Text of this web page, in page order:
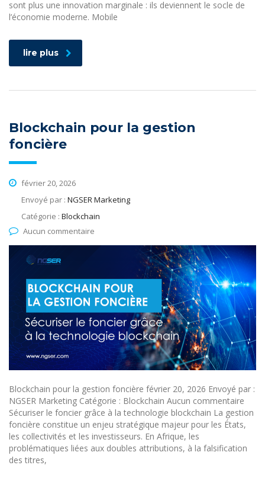
sont plus une innovation marginale : ils deviennent le socle de
l’économie moderne. Mobile
lire plus
Blockchain pour la gestion
foncière
février 20, 2026
Envoyé par : NGSER Marketing
Catégorie : Blockchain
Aucun commentaire
Blockchain pour la gestion foncière février 20, 2026 Envoyé par :
NGSER Marketing Catégorie : Blockchain Aucun commentaire
Sécuriser le foncier grâce à la technologie blockchain La gestion
foncière constitue un enjeu stratégique majeur pour les États,
les collectivités et les investisseurs. En Afrique, les
problématiques liées aux doubles attributions, à la falsification
des titres,